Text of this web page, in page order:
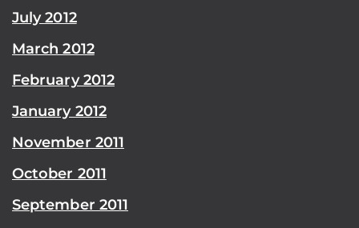
July 2012
March 2012
February 2012
January 2012
November 2011
October 2011
September 2011